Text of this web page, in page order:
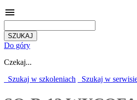
menu
Do góry
Czekaj...
Szukaj w szkoleniach
Szukaj w